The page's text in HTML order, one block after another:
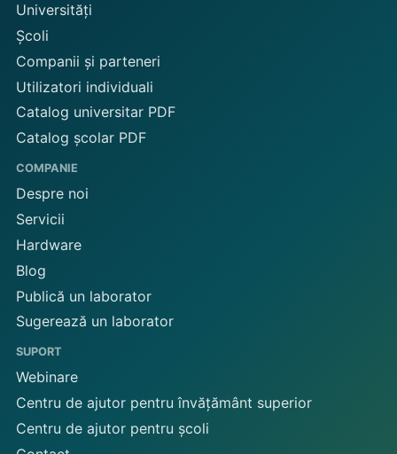
Universități
Școli
Companii și parteneri
Utilizatori individuali
Catalog universitar PDF
Catalog școlar PDF
COMPANIE
Despre noi
Servicii
Hardware
Blog
Publică un laborator
Sugerează un laborator
SUPORT
Webinare
Centru de ajutor pentru învățământ superior
Centru de ajutor pentru școli